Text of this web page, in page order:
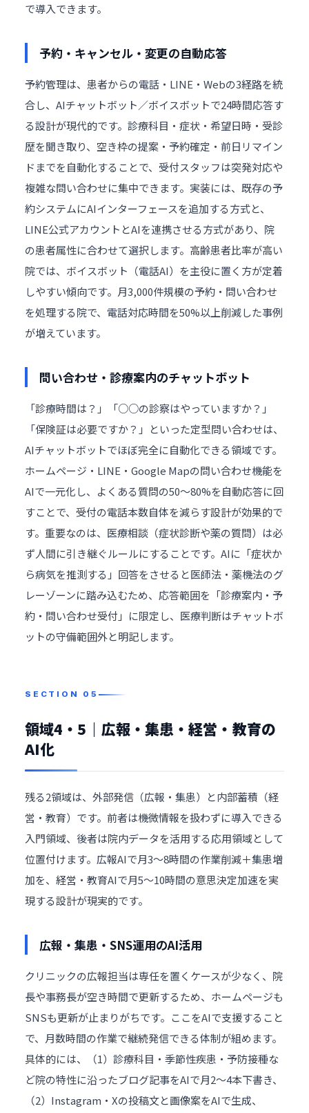
で導入できます。
予約・キャンセル・変更の自動応答
予約管理は、患者からの電話・LINE・Webの3経路を統
合し、AIチャットボット／ボイスボットで24時間応答す
る設計が現代的です。診療科目・症状・希望日時・受診
歴を聞き取り、空き枠の提案・予約確定・前日リマイン
ドまでを自動化することで、受付スタッフは突発対応や
複雑な問い合わせに集中できます。実装には、既存の予
約システムにAIインターフェースを追加する方式と、
LINE公式アカウントとAIを連携させる方式があり、院
の患者属性に合わせて選択します。高齢患者比率が高い
院では、ボイスボット（電話AI）を主役に置く方が定着
しやすい傾向です。月3,000件規模の予約・問い合わせ
を処理する院で、電話対応時間を50%以上削減した事例
が増えています。
問い合わせ・診療案内のチャットボット
「診療時間は？」「○○の診察はやっていますか？」
「保険証は必要ですか？」といった定型問い合わせは、
AIチャットボットでほぼ完全に自動化できる領域です。
ホームページ・LINE・Google Mapの問い合わせ機能を
AIで一元化し、よくある質問の50〜80%を自動応答に回
すことで、受付の電話本数自体を減らす設計が効果的で
す。重要なのは、医療相談（症状診断や薬の質問）は必
ず人間に引き継ぐルールにすることです。AIに「症状か
ら病気を推測する」回答をさせると医師法・薬機法のグ
レーゾーンに踏み込むため、応答範囲を「診療案内・予
約・問い合わせ受付」に限定し、医療判断はチャットボ
ットの守備範囲外と明記します。
領域4・5｜広報・集患・経営・教育の
AI化
残る2領域は、外部発信（広報・集患）と内部蓄積（経
営・教育）です。前者は機微情報を扱わずに導入できる
入門領域、後者は院内データを活用する応用領域として
位置付けます。広報AIで月3〜8時間の作業削減＋集患増
加を、経営・教育AIで月5〜10時間の意思決定加速を実
現する設計が現実的です。
広報・集患・SNS運用のAI活用
クリニックの広報担当は専任を置くケースが少なく、院
長や事務長が空き時間で更新するため、ホームページも
SNSも更新が止まりがちです。ここをAIで支援すること
で、月数時間の作業で継続発信できる体制が組めます。
具体的には、（1）診療科目・季節性疾患・予防接種な
ど院の特性に沿ったブログ記事をAIで月2〜4本下書き、
（2）Instagram・Xの投稿文と画像案をAIで生成、